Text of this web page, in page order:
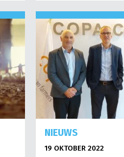
NIEUWS
19 OKTOBER 2022